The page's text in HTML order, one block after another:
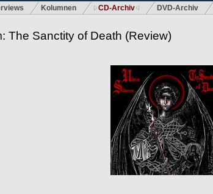
Kolumnen CD-Archiv DVD-Archiv
The Sanctity of Death (Review)